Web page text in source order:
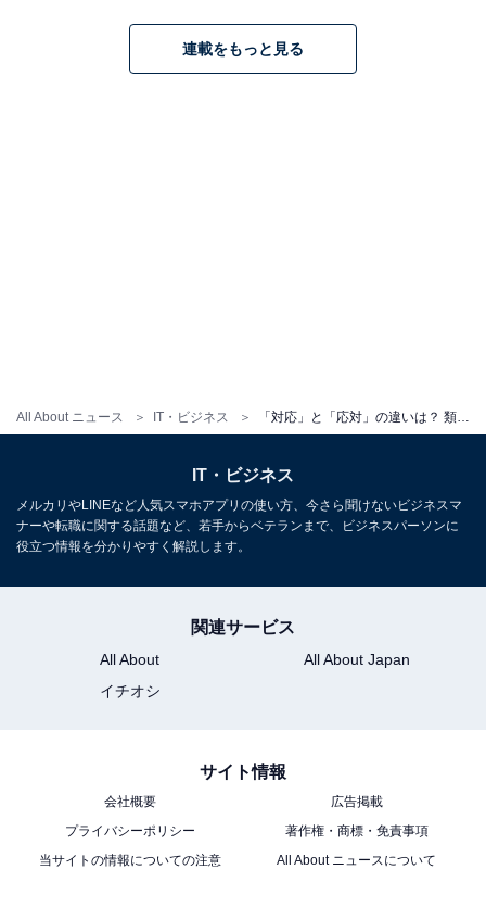
All About ニュース IT・ビジネス
つまり、何かの事態などに応じて、自分自身の立場上ふ
題の解決や事態の収束のために必要なことを判断し実行
するのが「対処」になります。
「応対」と同じような言葉としては「応接」がありま
これは「訪ねてきた人を迎え入れて、相手をするこ
と。」（『大辞林 第四版』三省堂）という意味の言葉で
すが、応接との違いは、相手に対する態度にあるようで
す。
連載をもっと見る
IT・ビジネス
メルカリやLINEなど人気スマホアプリの使い方、今さら聞けないビジネスマ
ナーや転職に関する話題など、若手からベテランまで、ビジネスパーソンに
役立つ情報を分かりやすく解説します。
関連サービス
All About
All About Japan
イチオシ
サイト情報
会社概要
広告掲載
プライバシーポリシー
著作権・商標・免責事項
当サイトの情報についての注意
All About ニュースについて